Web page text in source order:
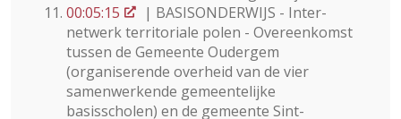
00:05:15
| BASISONDERWIJS - Inter-
netwerk territoriale polen - Overeenkomst
tussen de Gemeente Oudergem
(organiserende overheid van de vier
samenwerkende gemeentelijke
basisscholen) en de gemeente Sint-